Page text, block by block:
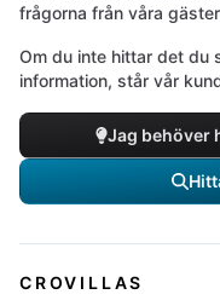
frågorna från våra
Om du inte hittar det du
information, står vår
Jag behöver
CROVILLAS